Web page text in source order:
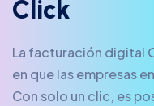
C ick
La facturación digital
en que las empresas
Con solo un clic, es